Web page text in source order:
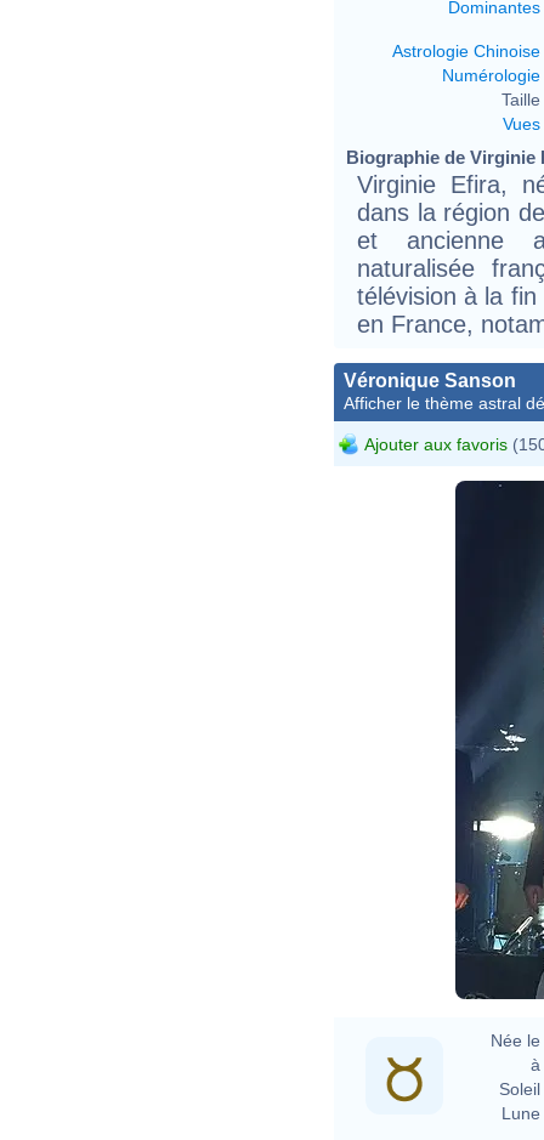
Dominantes
Astrologie Chinoise
Numérologie
Taille
Vues
Biographie de Virginie
Virginie Efira,
dans la région
et ancienne
naturalisée
télévision à la
en France,
Véronique Sanson
Afficher le thème astral
Ajouter aux favoris
Née le
à
Soleil
Lune